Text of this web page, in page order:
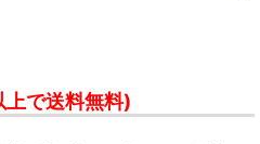
で送料無料)